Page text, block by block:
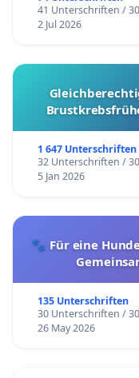
41 Unterschriften /
2 Jul 2026
1 647 Unterschriften
32 Unterschriften /
5 Jan 2026
🐾 Für eine
135 Unterschriften
30 Unterschriften /
26 May 2026